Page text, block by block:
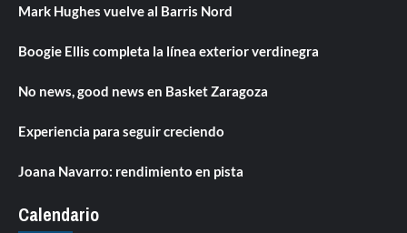
Mark Hughes vuelve al Barris Nord
Boogie Ellis completa la línea exterior verdinegra
No news, good news en Basket Zaragoza
Experiencia para seguir creciendo
Joana Navarro: rendimiento en pista
Calendario